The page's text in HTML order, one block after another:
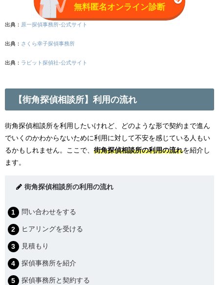
無料匿名オンライン診断
出典： 原一探偵事務所-公式サイト
出典： さくら幸子探偵事務所
出典： ラビット探偵社-公式サイト
【街角探偵相談所】利用の流れ
街角探偵相談所を利用したいけれど、どのような形で契約まで進ん
でいくのかわからないために利用に対して不安を感じている人もい
るかもしれません。ここで、 街角探偵相談所の利用の流れを紹介し
ます。
街角探偵相談所の利用の流れ
問い合わせをする
ヒアリングを受ける
見積もり
探偵事務所を紹介
探偵事務所と契約する